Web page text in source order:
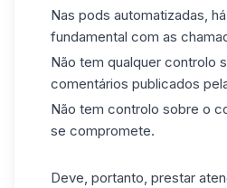
Nas pods automatizadas,
fundamental com as
Não tem qualquer controlo
comentários publicados
Não tem controlo sobre o
se compromete.
Deve, portanto, prestar